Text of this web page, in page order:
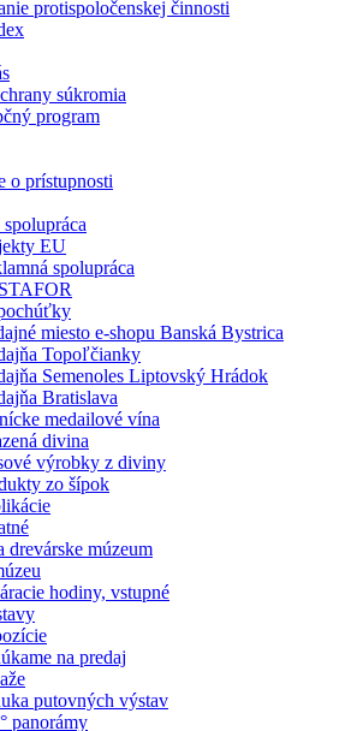
protispoločenskej činnosti
súkromia
program
o prístupnosti
EU
spolupráca
miesto e-shopu Banská Bystrica
Topoľčianky
Semenoles Liptovský Hrádok
Bratislava
medailové vína
divina
výrobky z diviny
zo šípok
drevárske múzeum
hodiny, vstupné
na predaj
putovných výstav
panorámy